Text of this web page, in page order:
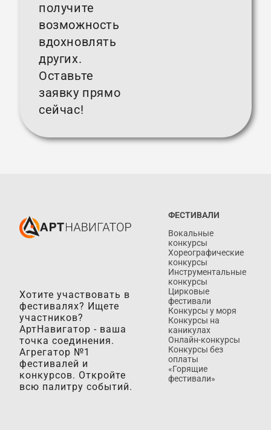
получите
возможность
вдохновлять
других.
Оставьте
заявку прямо
сейчас!
Хотите участвовать в
фестивалях? Ищете
участников?
АртНавигатор - ваша
точка соединения.
Агрегатор №1
фестивалей и
конкурсов. Откройте
всю палитру событий.
ФЕСТИВАЛИ
Вокальные
конкурсы
Хореографические
конкурсы
Инструментальные
конкурсы
Цирковые
фестивали
Конкурсы у моря
Конкурсы на
каникулах
Онлайн-конкурсы
Конкурсы без
оплаты
«Горящие
фестивали»